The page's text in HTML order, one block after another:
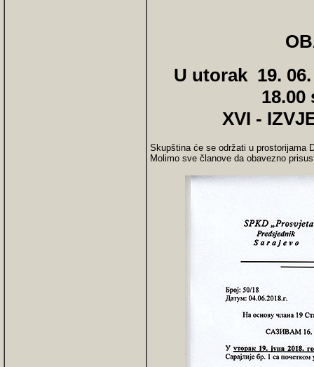
U utorak 19.
18.00
XVI -
Skupština će se održati u prostorijama
Molimo sve članove da obavezno